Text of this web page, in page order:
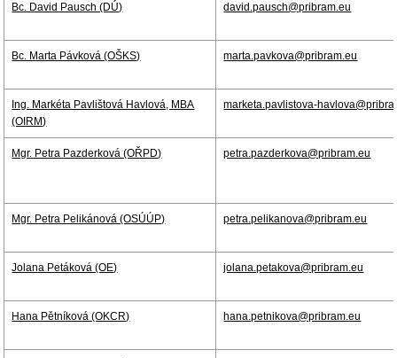
Bc. David Pausch (DÚ) david.pausch@pribram.eu
Bc. Marta Pávková (OŠKS) marta.pavkova@pribram.eu
Ing. Markéta Pavlištová Havlová, MBA
(OIRM)
marketa.pavlistova-
Mgr. Petra Pazderková (OŘPD) petra.pazderkova@pribram.eu
Mgr. Petra Pelikánová (OSÚÚP) petra.pelikanova@pribram.eu
Jolana Petáková (OE) jolana.petakova@pribram.eu
Hana Pětníková (OKCR) hana.petnikova@pribram.eu